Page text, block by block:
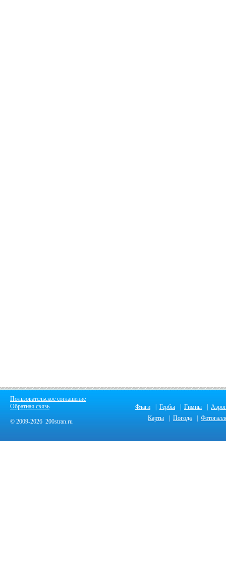
Пользовательское соглашение
Обратная связь
© 2009-2026 200stran.ru
Флаги Гербы Гимны
Карты
Погода